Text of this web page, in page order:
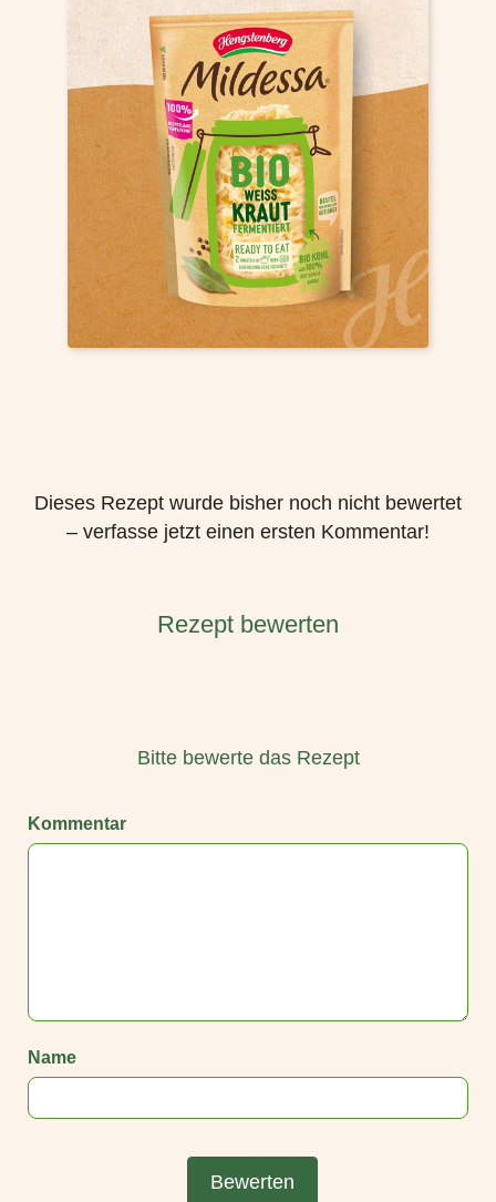
Dieses Rezept wurde bisher noch nicht bewertet
– verfasse jetzt einen ersten Kommentar!
Rezept bewerten
Bitte bewerte das Rezept
Kommentar
Name
Bewerten